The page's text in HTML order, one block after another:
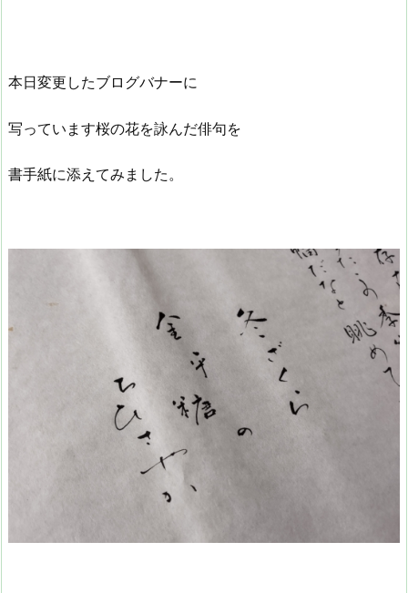
本日変更したブログバナーに
写っています桜の花を詠んだ俳句を
書手紙に添えてみました。